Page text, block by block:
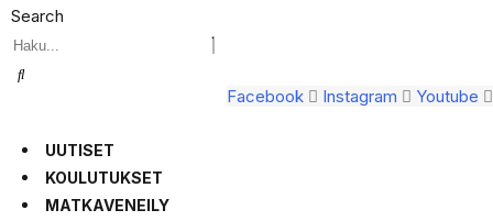
Search
Facebook Instagram Youtube
UUTISET
KOULUTUKSET
MATKAVENEILY